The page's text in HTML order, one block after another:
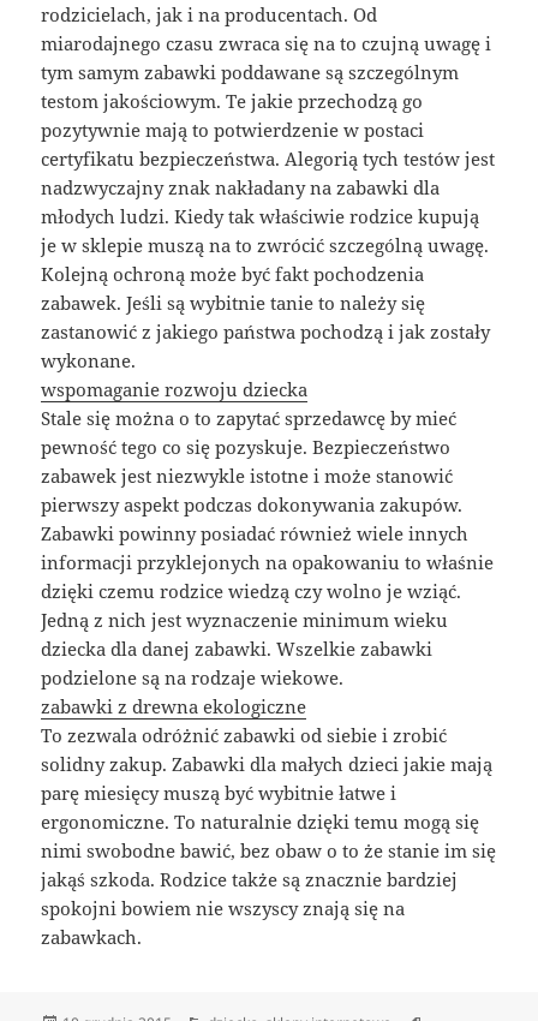
rodzicielach, jak i na producentach. Od
miarodajnego czasu zwraca się na to czujną uwagę i
tym samym zabawki poddawane są szczególnym
testom jakościowym. Te jakie przechodzą go
pozytywnie mają to potwierdzenie w postaci
certyfikatu bezpieczeństwa. Alegorią tych testów jest
nadzwyczajny znak nakładany na zabawki dla
młodych ludzi. Kiedy tak właściwie rodzice kupują
je w sklepie muszą na to zwrócić szczególną uwagę.
Kolejną ochroną może być fakt pochodzenia
zabawek. Jeśli są wybitnie tanie to należy się
zastanowić z jakiego państwa pochodzą i jak zostały
wykonane.
wspomaganie rozwoju dziecka
Stale się można o to zapytać sprzedawcę by mieć
pewność tego co się pozyskuje. Bezpieczeństwo
zabawek jest niezwykle istotne i może stanowić
pierwszy aspekt podczas dokonywania zakupów.
Zabawki powinny posiadać również wiele innych
informacji przyklejonych na opakowaniu to właśnie
dzięki czemu rodzice wiedzą czy wolno je wziąć.
Jedną z nich jest wyznaczenie minimum wieku
dziecka dla danej zabawki. Wszelkie zabawki
podzielone są na rodzaje wiekowe.
zabawki z drewna ekologiczne
To zezwala odróżnić zabawki od siebie i zrobić
solidny zakup. Zabawki dla małych dzieci jakie mają
parę miesięcy muszą być wybitnie łatwe i
ergonomiczne. To naturalnie dzięki temu mogą się
nimi swobodne bawić, bez obaw o to że stanie im się
jakąś szkoda. Rodzice także są znacznie bardziej
spokojni bowiem nie wszyscy znają się na
zabawkach.